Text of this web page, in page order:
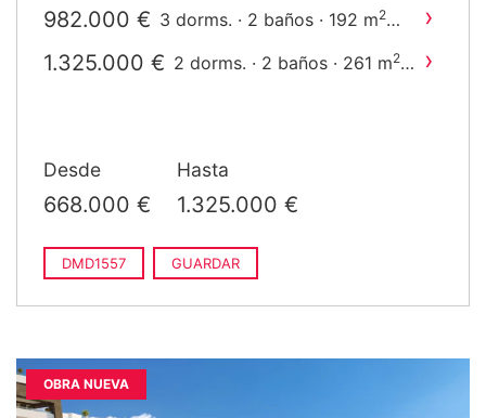
982.000 € 3 dorms. · 2 baños · 192 m2 ›
1.325.000 € 2 dorms. · 2 baños · 261 m2 ›
Desde
668.000 €
Hasta
1.325.000 €
DMD1557 GUARDAR
OBRA NUEVA